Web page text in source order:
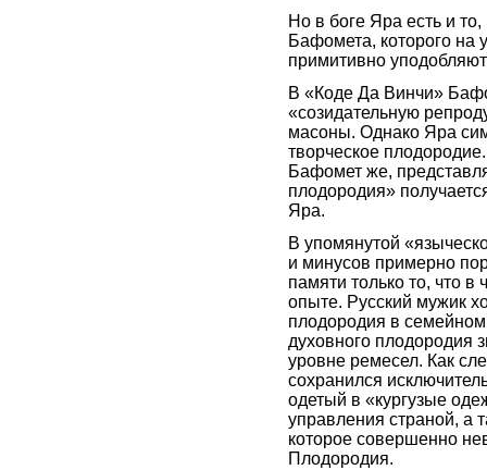
Но в боге Яра есть и
Бафомета, которого на
примитивно
В «Коде Да Винчи»
«созидательную
масоны. Однако Яра
творческое
Бафомет же,
плодородия»
Яра.
В упомянутой
и минусов примерно
памяти только то, что
опыте. Русский мужик
плодородия в
духовного плодородия
уровне ремесел. Как
сохранился
одетый в «кургузые
управления страной, а
которое совершенно
Плодородия.